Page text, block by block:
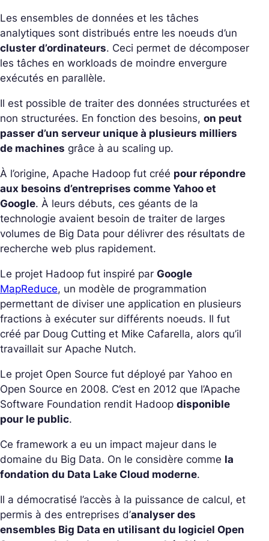
Les ensembles de données et les tâches
analytiques sont distribués entre les noeuds d’un
cluster d’ordinateurs. Ceci permet de décomposer
les tâches en workloads de moindre envergure
exécutés en parallèle.
Il est possible de traiter des données structurées et
non structurées. En fonction des besoins, on peut
passer d’un serveur unique à plusieurs milliers
de machines grâce à au scaling up.
À l’origine, Apache Hadoop fut créé pour répondre
aux besoins d’entreprises comme Yahoo et
Google. À leurs débuts, ces géants de la
technologie avaient besoin de traiter de larges
volumes de Big Data pour délivrer des résultats de
recherche web plus rapidement.
Le projet Hadoop fut inspiré par Google
MapReduce, un modèle de programmation
permettant de diviser une application en plusieurs
fractions à exécuter sur différents noeuds. Il fut
créé par Doug Cutting et Mike Cafarella, alors qu’il
travaillait sur Apache Nutch.
Le projet Open Source fut déployé par Yahoo en
Open Source en 2008. C’est en 2012 que l’Apache
Software Foundation rendit Hadoop disponible
pour le public.
Ce framework a eu un impact majeur dans le
domaine du Big Data. On le considère comme la
fondation du Data Lake Cloud moderne.
Il a démocratisé l’accès à la puissance de calcul, et
permis à des entreprises d’analyser des
ensembles Big Data en utilisant du logiciel Open